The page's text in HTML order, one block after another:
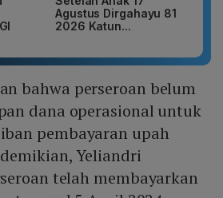
Agustus Dirgahayu 81
2026 Katun...
bahwa perseroan belum
dana operasional untuk
pembayaran upah
Yeliandri
telah membayarkan